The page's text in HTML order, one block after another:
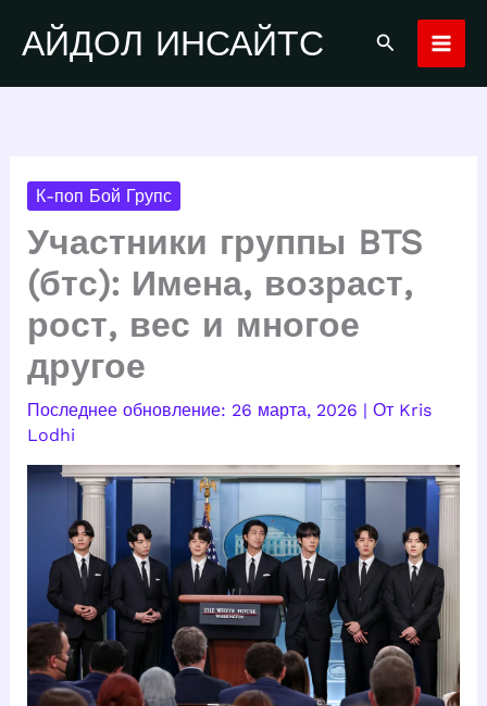
содержимому
АЙДОЛ ИНСАЙТС Поиск
К-поп Бой Групс
Участники группы BTS
(бтс): Имена, возраст,
рост, вес и многое
другое
26 марта, 2026 | От Kris
Lodhi